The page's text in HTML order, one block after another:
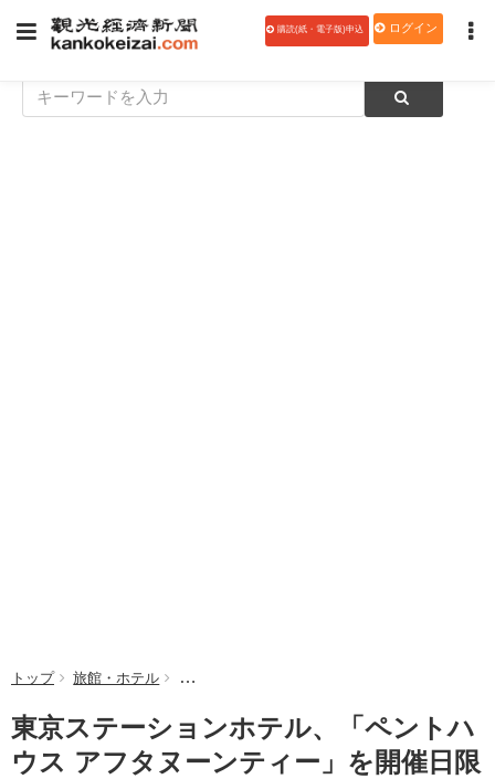
購読(紙・電子版)申込 ログイン
トップ 旅館・ホテル 東京ステーションホテル、「ペントハウス アフ
東京ステーションホテル、「ペントハ
ウス アフタヌーンティー」を開催日限